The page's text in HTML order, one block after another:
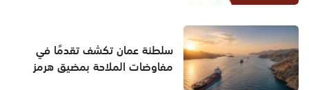
سلطنة عمان تكشف تقدمًا في
مفاوضات الملاحة بمضيق هرمز